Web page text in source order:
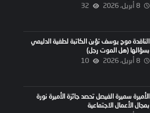
8 أبريل، 2026 32
الناقدة موج يوسف تؤبن الكاتبة لطفية الدليمي
بسؤالها (هل الموت رجل)
8 أبريل، 2026 10
الأميرة سميرة الفيصل تحصد جائزة الأميرة نورة
بمجال الأعمال الاجتماعية